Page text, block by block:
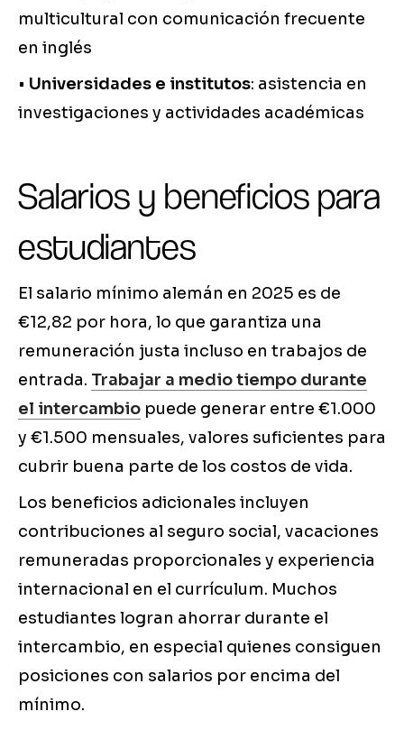
multicultural con comunicación frecuente
en inglés
• Universidades e institutos: asistencia en
investigaciones y actividades académicas
Salarios y beneficios para
estudiantes
El salario mínimo alemán en 2025 es de
€12,82 por hora, lo que garantiza una
remuneración justa incluso en trabajos de
entrada. Trabajar a medio tiempo durante
el intercambio puede generar entre €1.000
y €1.500 mensuales, valores suficientes para
cubrir buena parte de los costos de vida.
Los beneficios adicionales incluyen
contribuciones al seguro social, vacaciones
remuneradas proporcionales y experiencia
internacional en el currículum. Muchos
estudiantes logran ahorrar durante el
intercambio, en especial quienes consiguen
posiciones con salarios por encima del
mínimo.